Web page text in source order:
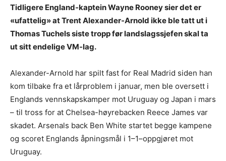
Tidligere England-kaptein Wayne Rooney sier det er
«ufattelig» at Trent Alexander-Arnold ikke ble tatt ut i
Thomas Tuchels siste tropp før landslagssjefen skal ta
ut sitt endelige VM-lag.
Alexander-Arnold har spilt fast for Real Madrid siden han
kom tilbake fra et lårproblem i januar, men ble oversett i
Englands vennskapskamper mot Uruguay og Japan i mars
– til tross for at Chelsea-høyrebacken Reece James var
skadet. Arsenals back Ben White startet begge kampene
og scoret Englands åpningsmål i 1–1–oppgjøret mot
Uruguay.